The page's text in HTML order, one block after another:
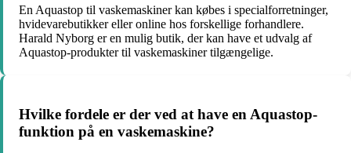
En Aquastop til vaskemaskiner kan købes i specialforretninger,
hvidevarebutikker eller online hos forskellige forhandlere.
Harald Nyborg er en mulig butik, der kan have et udvalg af
Aquastop-produkter til vaskemaskiner tilgængelige.
Hvilke fordele er der ved at have en Aquastop-
funktion på en vaskemaskine?